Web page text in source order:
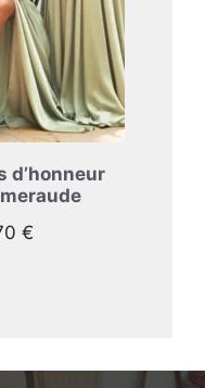
d’honneur
€Le